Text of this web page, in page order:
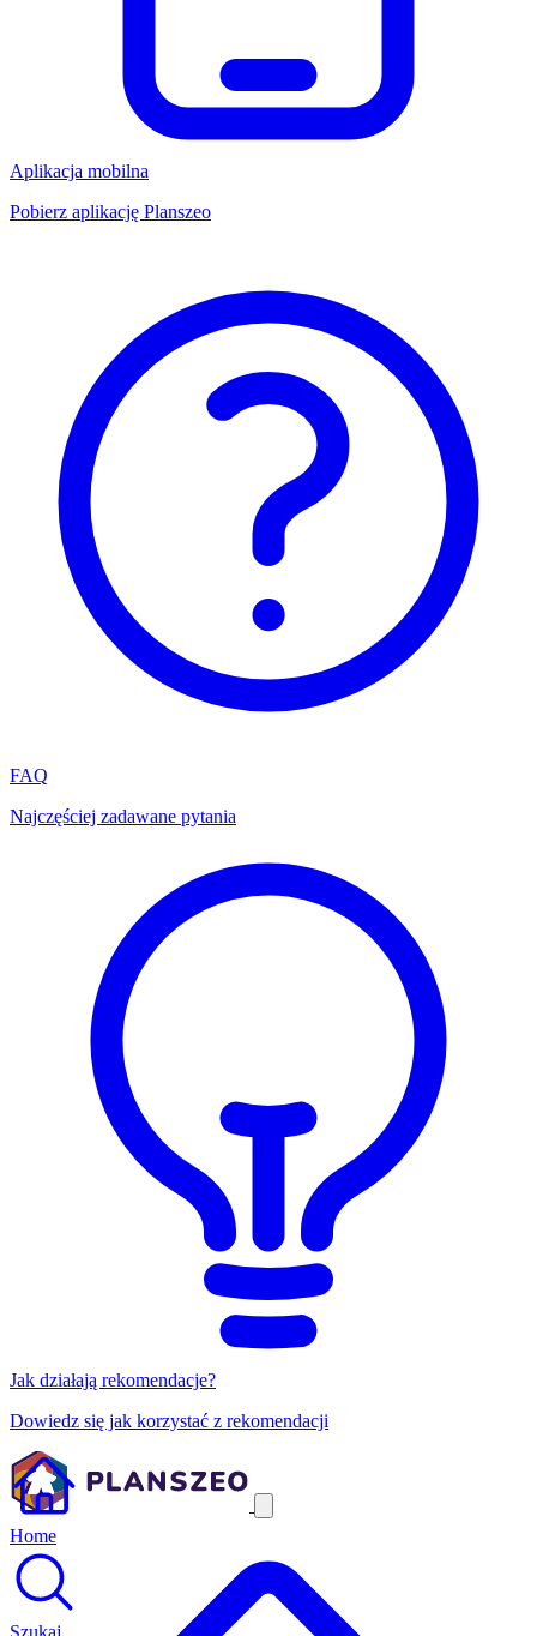
Aplikacja mobilna
Pobierz aplikację Planszeo
FAQ
Najczęściej zadawane pytania
Jak działają rekomendacje?
Dowiedz się jak korzystać z rekomendacji
Home
Szukaj